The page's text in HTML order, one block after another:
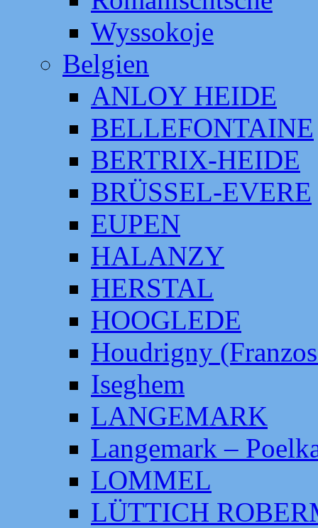
Wyssokoje
Belgien
ANLOY HEIDE
BELLEFONTAINE
BERTRIX-HEIDE
BRÜSSEL-EVERE
EUPEN
HALANZY
HERSTAL
HOOGLEDE
Houdrigny
Iseghem
LANGEMARK
Langemark –
LOMMEL
LÜTTICH